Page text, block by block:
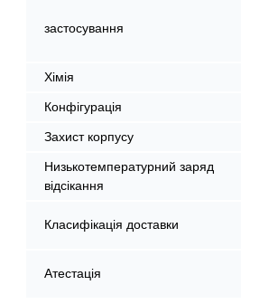
застосування
Хімія
Конфігурація
Захист корпусу
Низькотемпературний заряд
відсікання
Класифікація доставки
Атестація